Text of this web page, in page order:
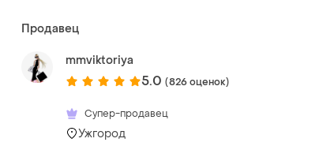
Продавец
mmviktoriya
5.0 (826 оценок)
Супер-продавец
Ужгород